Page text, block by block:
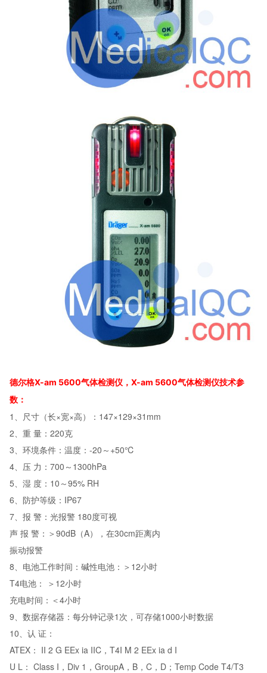
德尔格X-am 5600气体检测仪，X-am 5600气体检测仪技术参
数：
1、尺寸（长×宽×高）：147×129×31mm
2、重 量：220克
3、环境条件：温度：-20～+50℃
4、压 力：700～1300hPa
5、湿 度：10～95% RH
6、防护等级：IP67
7、报 警：光报警 180度可视
声 报 警：＞90dB（A），在30cm距离内
振动报警
8、电池工作时间：碱性电池：＞12小时
T4电池： ＞12小时
充电时间：＜4小时
9、数据存储器：每分钟记录1次，可存储1000小时数据
10、认 证：
ATEX： II 2 G EEx ia IIC，T4I M 2 EEx ia d I
U L： Class I，Div 1，GroupA，B，C，D；Temp Code T4/T3